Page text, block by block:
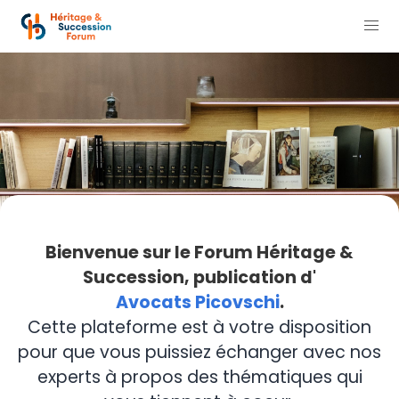
Bienvenue sur le Forum Héritage &
Succession, publication d'
Avocats Picovschi.
Cette plateforme est à votre disposition
pour que vous puissiez échanger avec nos
experts à propos des thématiques qui